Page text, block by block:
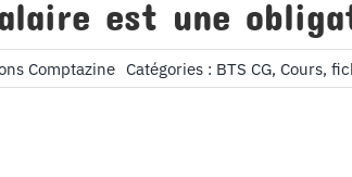
est une
Comptazine Catégories : BTS CG, Cours,